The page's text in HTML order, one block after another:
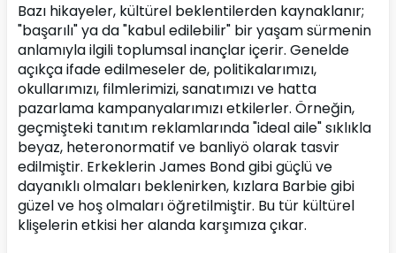
Bazı hikayeler, kültürel beklentilerden kaynaklanır;
"başarılı" ya da "kabul edilebilir" bir yaşam sürmenin
anlamıyla ilgili toplumsal inançlar içerir. Genelde
açıkça ifade edilmeseler de, politikalarımızı,
okullarımızı, filmlerimizi, sanatımızı ve hatta
pazarlama kampanyalarımızı etkilerler. Örneğin,
geçmişteki tanıtım reklamlarında "ideal aile" sıklıkla
beyaz, heteronormatif ve banliyö olarak tasvir
edilmiştir. Erkeklerin James Bond gibi güçlü ve
dayanıklı olmaları beklenirken, kızlara Barbie gibi
güzel ve hoş olmaları öğretilmiştir. Bu tür kültürel
klişelerin etkisi her alanda karşımıza çıkar.